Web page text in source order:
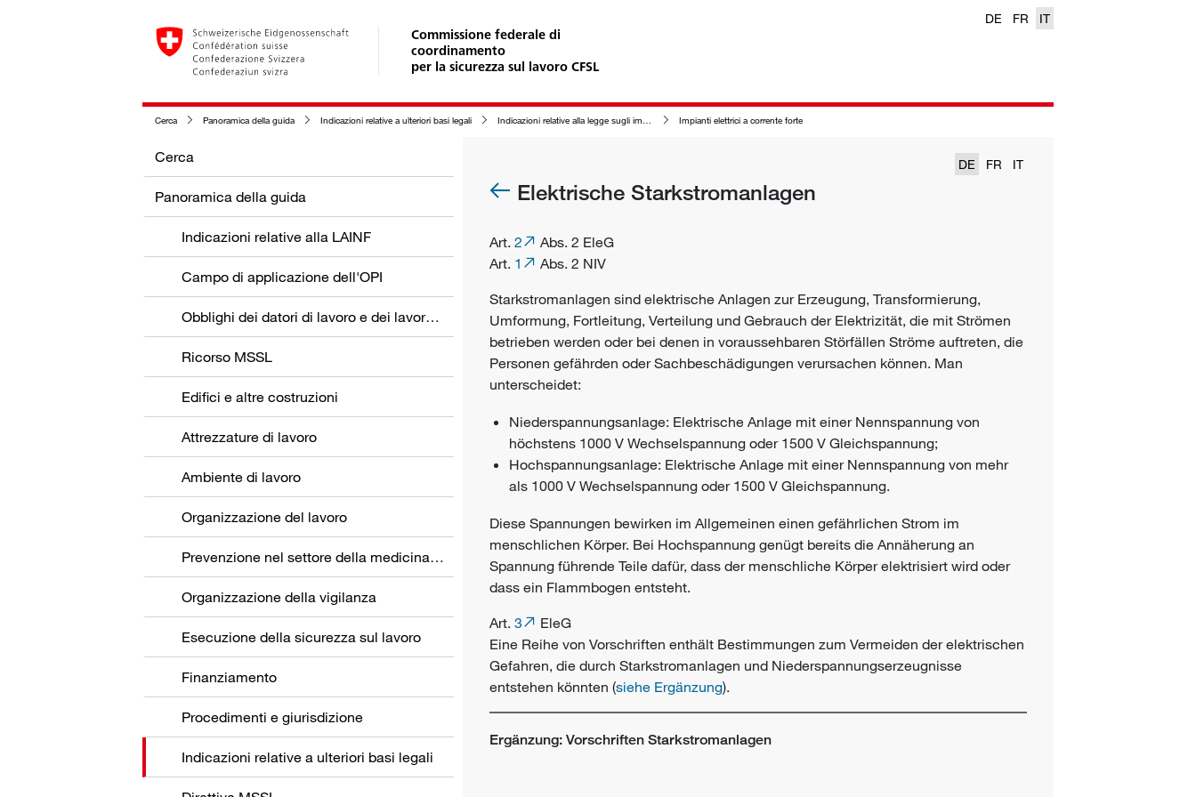
Commissione federale di
coordinamento
per la sicurezza sul lavoro CFSL
DE FR IT
Cerca Panoramica della guida Indicazioni relative a ulteriori basi legali Indicazioni relative alla legge sugli impianti elettrici (LIE) Impianti elettrici a corrente forte
Cerca
Panoramica della guida
Indicazioni relative alla LAINF
Campo di applicazione dell'OPI
Obblighi dei datori di lavoro e dei lavoratori
Ricorso MSSL
Edifici e altre costruzioni
Attrezzature di lavoro
Ambiente di lavoro
Organizzazione del lavoro
Prevenzione nel settore della medicina del lavoro
Organizzazione della vigilanza
Esecuzione della sicurezza sul lavoro
Finanziamento
Procedimenti e giurisdizione
Indicazioni relative a ulteriori basi legali
DE FR IT
Elektrische Starkstromanlagen
Art. 2
Abs. 2 EleG
Art. 1
Abs. 2 NIV
Starkstromanlagen sind elektrische Anlagen zur Erzeugung, Transformierung,
Umformung, Fortleitung, Verteilung und Gebrauch der Elektrizität, die mit Strömen
betrieben werden oder bei denen in voraussehbaren Störfällen Ströme auftreten, die
Personen gefährden oder Sachbeschädigungen verursachen können. Man
unterscheidet:
Niederspannungsanlage: Elektrische Anlage mit einer Nennspannung von
höchstens 1000 V Wechselspannung oder 1500 V Gleichspannung;
Hochspannungsanlage: Elektrische Anlage mit einer Nennspannung von mehr
als 1000 V Wechselspannung oder 1500 V Gleichspannung.
Diese Spannungen bewirken im Allgemeinen einen gefährlichen Strom im
menschlichen Körper. Bei Hochspannung genügt bereits die Annäherung an
Spannung führende Teile dafür, dass der menschliche Körper elektrisiert wird oder
dass ein Flammbogen entsteht.
Art. 3
EleG
Eine Reihe von Vorschriften enthält Bestimmungen zum Vermeiden der elektrischen
Gefahren, die durch Starkstromanlagen und Niederspannungserzeugnisse
entstehen könnten (siehe Ergänzung).
Ergänzung: Vorschriften Starkstromanlagen